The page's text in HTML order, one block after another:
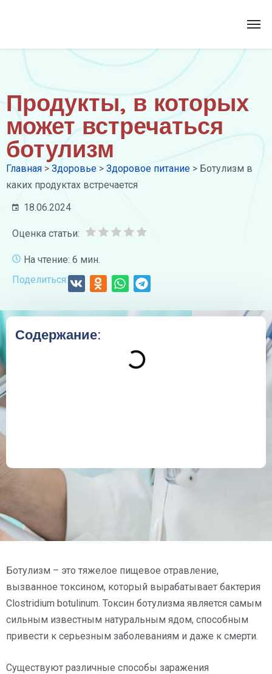
Продукты, в которых
может встречаться
ботулизм
Главная > Здоровье > Здоровое питание > Ботулизм в
каких продуктах встречается
18.06.2024
Оценка статьи:
На чтение: 6 мин.
Поделиться:
Содержание:
Ботулизм – это тяжелое пищевое отравление,
вызванное токсином, который вырабатывает бактерия
Clostridium botulinum. Токсин ботулизма является самым
сильным известным натуральным ядом, способным
привести к серьезным заболеваниям и даже к смерти.
Существуют различные способы заражения